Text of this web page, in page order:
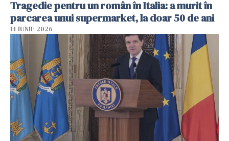
Tragedie pentru un român în Italia: a murit în
parcarea unui supermarket, la doar 50 de ani
14 IUNIE 2026